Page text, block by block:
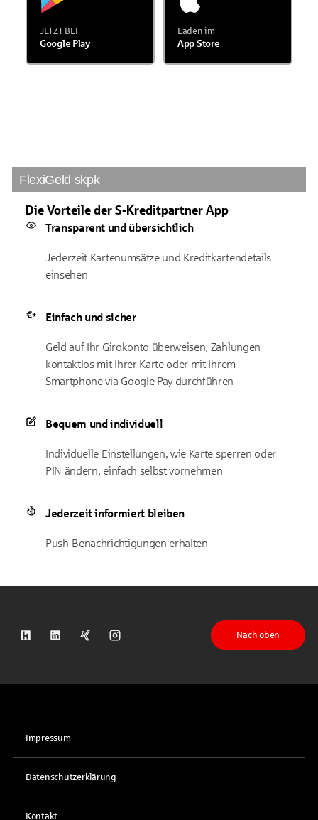
JETZT BEI
Google Play
Laden im
App Store
FlexiGeld skpk
Die Vorteile der S-Kreditpartner App
Transparent und übersichtlich
Jederzeit Kartenumsätze und Kreditkartendetails
einsehen
Einfach und sicher
Geld auf Ihr Girokonto überweisen, Zahlungen
kontaktlos mit Ihrer Karte oder mit Ihrem
Smartphone via Google Pay durchführen
Bequem und individuell
Individuelle Einstellungen, wie Karte sperren oder
PIN ändern, einfach selbst vornehmen
Jederzeit informiert bleiben
Push-Benachrichtigungen erhalten
S-Kreditpartner auf Kununu
S-Kreditpartner auf LinkedIn
S-Kreditpartner auf Xing
S-Kreditpartner auf Instagram
Nach oben
Impressum
Datenschutzerklärung
Kontakt